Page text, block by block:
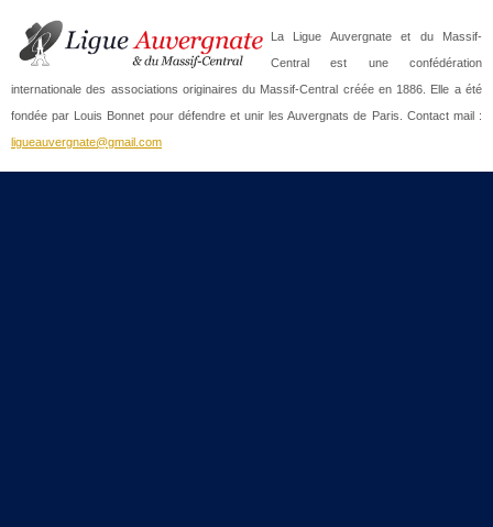
La Ligue Auvergnate et du Massif-
Central est une confédération
internationale des associations originaires du Massif-Central créée en 1886. Elle a été
fondée par Louis Bonnet pour défendre et unir les Auvergnats de Paris. Contact mail :
ligueauvergnate@gmail.com